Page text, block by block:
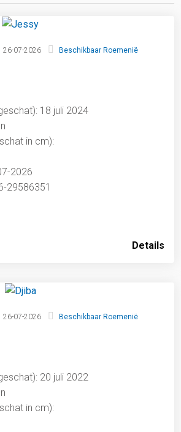
26-07-2026 Beschikbaar Roemenië
18 juli 2024
in cm):
2026
29586351
Details
26-07-2026 Beschikbaar Roemenië
20 juli 2022
in cm):